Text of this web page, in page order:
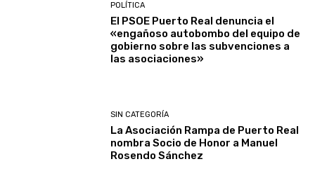
POLÍTICA
El PSOE Puerto Real denuncia el
«engañoso autobombo del equipo de
gobierno sobre las subvenciones a
las asociaciones»
SIN CATEGORÍA
La Asociación Rampa de Puerto Real
nombra Socio de Honor a Manuel
Rosendo Sánchez